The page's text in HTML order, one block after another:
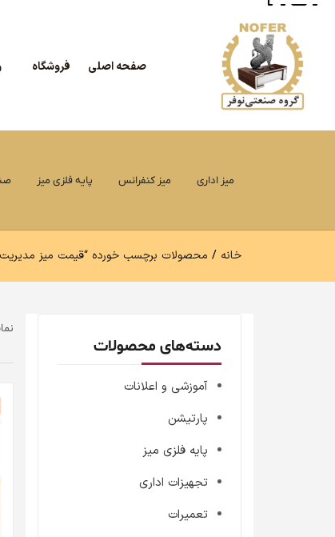
صفحه اصلی فروشگاه
میز اداری میز کنفرانس پایه فلزی میز
خانه محصولات برچسب خورده “قیمت میز
دسته‌های محصولات
آموزشی و اعلانات
پارتیشن
پایه فلزی میز
تجهیزات اداری
تعمیرات
نمایش